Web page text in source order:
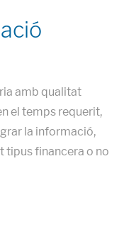
amb qualitat
el temps requerit,
la informació,
tipus financera o no